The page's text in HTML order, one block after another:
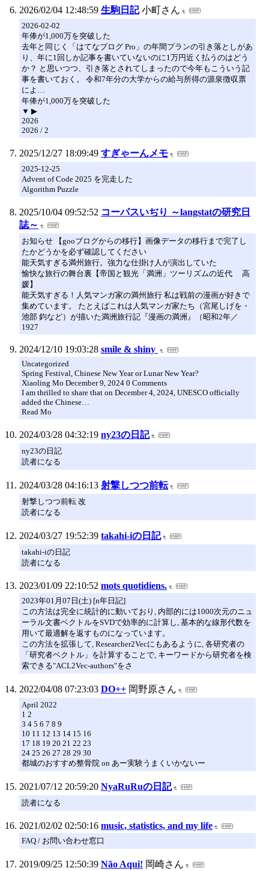
2026/02/04 12:48:59 生駒日記 小町さん
2026-02-02
年俸が1,000万を突破した
去年と同じく「はてなブログ Pro」の年間プランの引き落としがあ
り、年に1回しか記事を書いていないのに1万円近く払うのはどう
か？ と思いつつ、引き落とされてしまったので今年もこういう記
事を書いておく。 令和7年分の大学からの給与所得の源泉徴収票
によ…
年俸が1,000万を突破した
▼ ▶
2026
2026 / 2
2025/12/27 18:09:49 すぎゃーんメモ
2025-12-25
Advent of Code 2025 を完走した
Algorithm Puzzle
2025/10/04 09:52:52 コーパスいぢり ～langstatの研究日
誌～
お知らせ 【gooブログからの移行】画像データの移行まで完了し
たかどうかを必ず確認してください
能天気すぎる満州旅行。強力な仕掛け人が演出していた
愉快な旅行の舞台裏【帝国と観光「満洲」ツーリズムの近代 高
媛】
能天気すぎる！人気マンガ家の満州旅行 私は戦前の漫画が好きで
集めています。 たとえばこれは人気マンガ家たち（宮尾しげを・
池部 鈞など）が描いた満洲旅行記『漫画の満洲』（昭和2年／
1927
2024/12/10 19:03:28 smile & shiny
Uncategorized
Spring Festival, Chinese New Year or Lunar New Year?
Xiaoling Mo December 9, 2024 0 Comments
I am thrilled to share that on December 4, 2024, UNESCO officially
added the Chinese…
Read Mo
2024/03/28 04:32:19 ny23の日記
ny23の日記
読者になる
2024/03/28 04:16:13 射撃しつつ前転
射撃しつつ前転 改
読者になる
2024/03/27 19:52:39 takahi-iの日記
takahi-iの日記
読者になる
2023/01/09 22:10:52 mots quotidiens.
2023年01月07日(土) [n年日記]
この方法は完全に統計的に動いており, 内部的には1000次元のニュ
ーラル文書ベクトルをSVDで効率的に計算し, 基本的な線形代数を
用いて最適解を返すものになっています。
この方法を拡張して, Researcher2Vecにもあるように, 各研究者の
「研究者ベクトル」を計算することで, キーワードから研究者を検
索できる"ACL2Vec-authors"をさ
2022/04/08 07:23:03 DO++ 岡野原さん
April 2022
1 2
3 4 5 6 7 8 9
10 11 12 13 14 15 16
17 18 19 20 21 22 23
24 25 26 27 28 29 30
都城のおすすめ整骨院 on あー実験うまくいかないー
2021/07/12 20:59:20 NyaRuRuの日記
読者になる
2021/02/02 02:50:16 music, statistics, and my life
FAQ / お問い合わせ窓口
2019/09/25 12:50:39 Não Aqui! 岡崎さん